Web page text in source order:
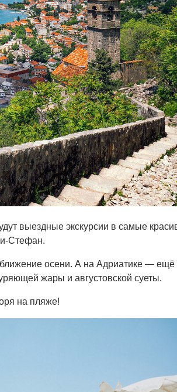
выездные экскурсии в самые
Стефан.
осени. А на Адриатике — ещё
жары и августовской суеты.
на пляже!